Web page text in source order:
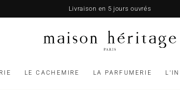
Livraison en 5 jours ouvrés
LE CACHEMIRE LA PARFUMERIE